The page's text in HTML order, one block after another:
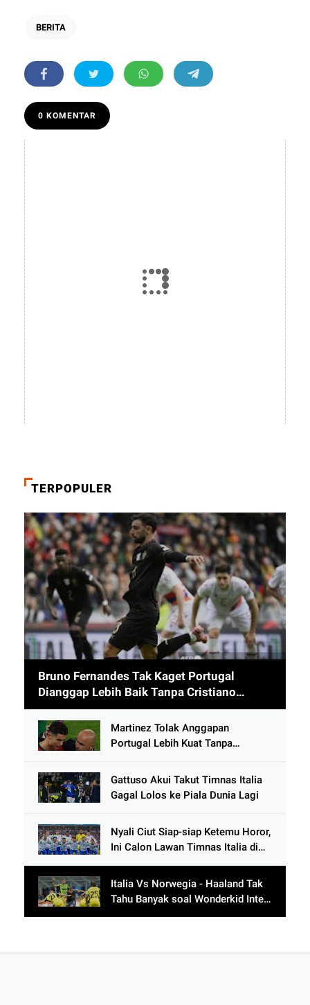
BERITA
0 KOMENTAR
TERPOPULER
Bruno Fernandes Tak Kaget Portugal
Dianggap Lebih Baik Tanpa Cristiano
Ronaldo usai Cetak 9 Gol
Martinez Tolak Anggapan
Portugal Lebih Kuat Tanpa
di Bawah Thailand
Gattuso Akui Takut Timnas Italia
Gagal Lolos ke Piala Dunia Lagi
Nyali Ciut Siap-siap Ketemu Horor,
Ini Calon Lawan Timnas Italia di
Italia Vs Norwegia - Haaland Tak
Tahu Banyak soal Wonderkid Inter
Milan